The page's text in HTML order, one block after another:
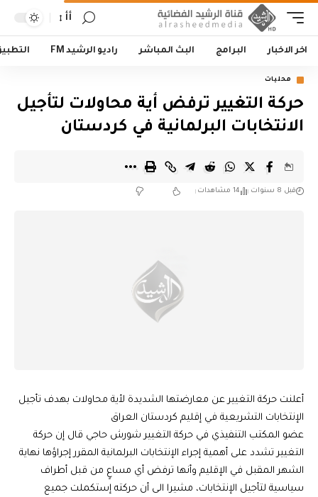
أأ
اخر الاخبار البرامج البث المباشر راديو الرشيد FM
محليات
حركة التغيير ترفض أية محاولات لتأجيل
الانتخابات البرلمانية في كردستان
قبل 8 سنوات 14 مشاهدات
أعلنت حركة التغيير عن معارضتها الشديدة لأية محاولات بهدف تأجيل
الإنتخابات التشريعية في إقليم كردستان العراق
عضو المكتب التنفيذي في حركة التغيير شورش حاجي قال إن حركة
التغيير تشدد على أهمية إجراء الإنتخابات البرلمانية المقرر إجراؤها نهاية
الشهر المقبل في الإقليم وأنها ترفض أي مساعٍ من قبل أطراف
سياسية لتأجيل الإنتخابات، مشيرا الى أن حركته إستكملت جميع